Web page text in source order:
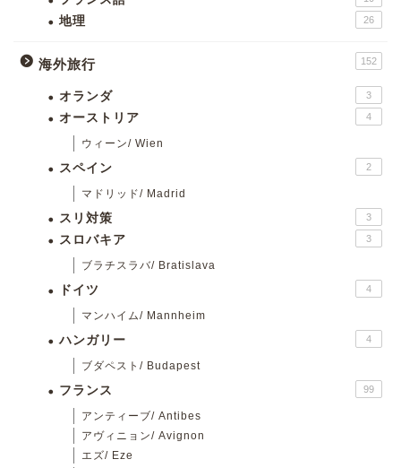
地理 26
海外旅行 152
オランダ 3
オーストリア 4
ウィーン/ Wien
スペイン 2
マドリッド/ Madrid
スリ対策 3
スロバキア 3
ブラチスラバ/ Bratislava
ドイツ 4
マンハイム/ Mannheim
ハンガリー 4
ブダペスト/ Budapest
フランス 99
アンティーブ/ Antibes
アヴィニョン/ Avignon
エズ/ Eze